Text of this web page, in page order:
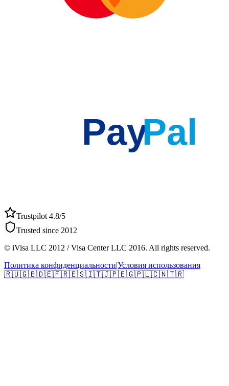
PayPal
Trustpilot 4.8/5
Trusted since 2012
© iVisa LLC 2012 / Visa Center LLC 2016. All rights reserved.
Политика конфиденциальности|Условия использования
🇷🇺🇬🇧🇩🇪🇫🇷🇪🇸🇮🇹🇯🇵🇪🇬🇵🇱🇨🇳🇹🇷